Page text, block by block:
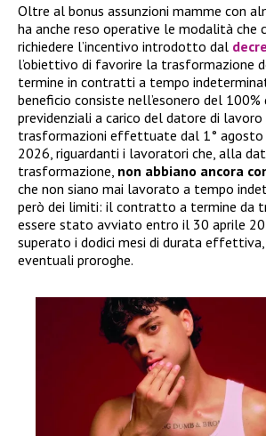
Oltre al bonus assunzioni mamme con
ha anche reso operative le modalità che
richiedere l’incentivo introdotto dal
l’obiettivo di favorire la trasformazione
termine in contratti a tempo
beneficio consiste nell’esonero del
previdenziali a carico del datore di lavoro
trasformazioni effettuate dal 1° agosto
2026, riguardanti i lavoratori che, alla
trasformazione, non abbiano ancora
che non siano mai lavorato a tempo
però dei limiti: il contratto a termine da
essere stato avviato entro il 30 aprile
superato i dodici mesi di durata effettiva,
eventuali proroghe.